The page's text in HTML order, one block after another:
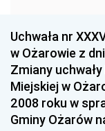
Dziennik
Dziennik
Konsumentów
Dziennik
Społecznej
Uchwała nr
w Ożarowie z
Zmiany
Miejskiej w
2008 roku w
Gminy Ożarów